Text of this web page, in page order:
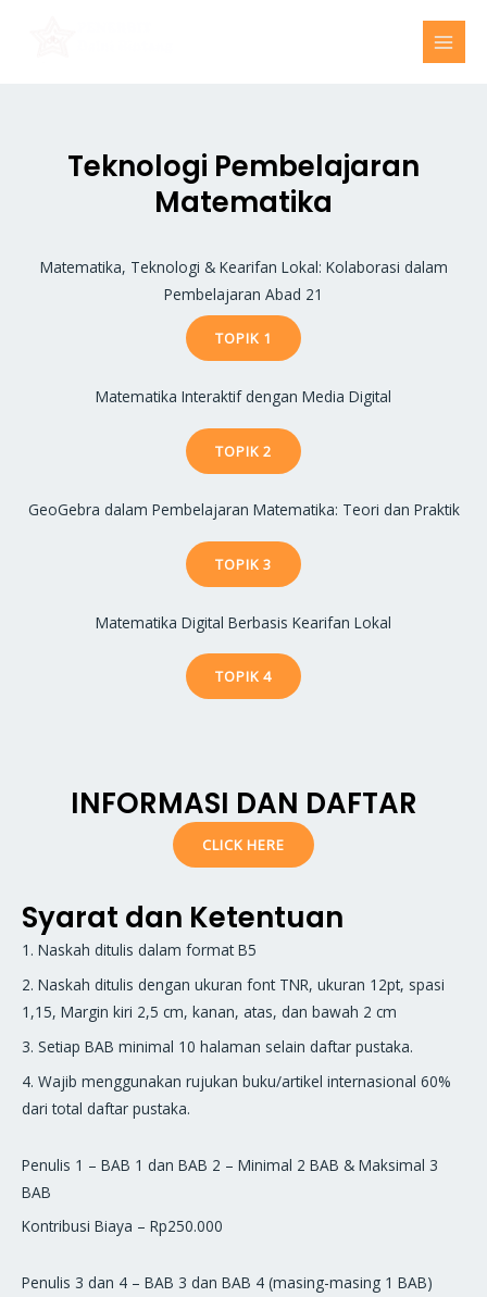
Teknologi Pembelajaran
Matematika
Matematika, Teknologi & Kearifan Lokal: Kolaborasi dalam
Pembelajaran Abad 21
TOPIK 1
Matematika Interaktif dengan Media Digital
TOPIK 2
GeoGebra dalam Pembelajaran Matematika: Teori dan Praktik
TOPIK 3
Matematika Digital Berbasis Kearifan Lokal
TOPIK 4
INFORMASI DAN DAFTAR
CLICK HERE
Syarat dan Ketentuan
1. Naskah ditulis dalam format B5
2. Naskah ditulis dengan ukuran font TNR, ukuran 12pt, spasi
1,15, Margin kiri 2,5 cm, kanan, atas, dan bawah 2 cm
3. Setiap BAB minimal 10 halaman selain daftar pustaka.
4. Wajib menggunakan rujukan buku/artikel internasional 60%
dari total daftar pustaka.
Penulis 1 – BAB 1 dan BAB 2 – Minimal 2 BAB & Maksimal 3
BAB
Kontribusi Biaya – Rp250.000
Penulis 3 dan 4 – BAB 3 dan BAB 4 (masing-masing 1 BAB)